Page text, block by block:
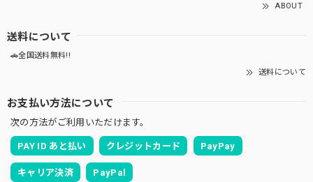
ABOUT
送料について
🚗全国送料無料!!
送料について
お支払い方法について
次の方法がご利用いただけます。
PAY ID あと払い クレジットカード PayPay
キャリア決済 PayPal